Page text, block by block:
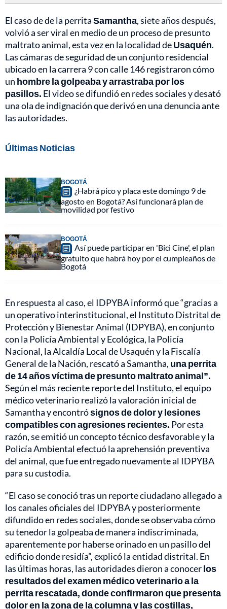
El caso de de la perritaSamantha, siete años después,
volvió a ser viral en medio de un proceso de presunto
maltrato animal, esta vez en la localidad deUsaquén.
Las cámaras de seguridad de un conjunto residencial
ubicado en la carrera 9 con calle 146 registraron cómo
un hombre la golpeaba y arrastraba por los
pasillos. El video se difundió en redes sociales y desató
una ola de indignación que derivó en una denuncia ante
las autoridades.
Últimas Noticias
BOGOTÁ
¿Habrá pico y placa este domingo 9 de
agosto en Bogotá? Así funcionará plan de
movilidad por festivo
BOGOTÁ
Así puede participar en 'Bici Cine', el plan
gratuito que habrá hoy por el cumpleaños de
Bogotá
En respuesta al caso, el IDPYBA informó que “gracias a
un operativo interinstitucional, el Instituto Distrital de
Protección y Bienestar Animal (IDPYBA), en conjunto
con la Policía Ambiental y Ecológica, la Policía
Nacional, la Alcaldía Local de Usaquén y la Fiscalía
General de la Nación, rescató a Samantha, una perrita
de 14 años víctima de presunto maltrato animal”.
Según el más reciente reporte del Instituto, el equipo
médico veterinario realizó la valoración inicial de
Samantha y encontrósignos de dolor y lesiones
compatibles con agresiones recientes. Por esta
razón, se emitió un concepto técnico desfavorable y la
Policía Ambiental efectuó la aprehensión preventiva
del animal, que fue entregado nuevamente al IDPYBA
para su custodia.
“El caso se conoció tras un reporte ciudadano allegado a
los canales oficiales del IDPYBA y posteriormente
difundido en redes sociales, donde se observaba cómo
su tenedor la golpeaba de manera indiscriminada,
aparentemente por haberse orinado en un pasillo del
edificio donde residía”, explicó la entidad distrital. En
las últimas horas, las autoridades dieron a conocerlos
resultados del examen médico veterinario a la
perrita rescatada, donde confirmaron que presenta
dolor en la zona de la columna y las costillas,